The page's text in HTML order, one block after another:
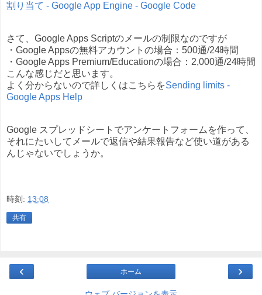
割り当て - Google App Engine - Google Code
さて、Google Apps Scriptのメールの制限なのですが
・Google Appsの無料アカウントの場合：500通/24時間
・Google Apps Premium/Educationの場合：2,000通/24時間
こんな感じだと思います。
よく分からないので詳しくはこちらをSending limits -
Google Apps Help
Google スプレッドシートでアンケートフォームを作って、
それにたいしてメールで返信や結果報告など使い道がある
んじゃないでしょうか。
時刻: 13:08
共有
‹ ›
ホーム